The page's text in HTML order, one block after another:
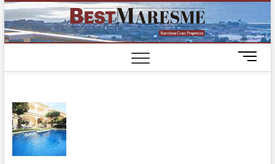
ЭЛИТНЫЕ
ДОМА НА
ПОБЕРЕЖЬЕ
БАРСЕЛОНЫ
M
e